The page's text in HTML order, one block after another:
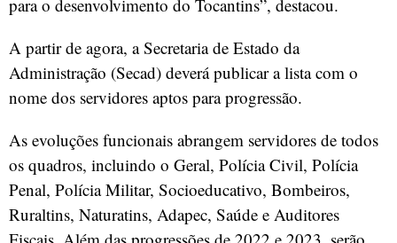
para o desenvolvimento do Tocantins”, destacou.
A partir de agora, a Secretaria de Estado da
Administração (Secad) deverá publicar a lista com o
nome dos servidores aptos para progressão.
As evoluções funcionais abrangem servidores de todos
os quadros, incluindo o Geral, Polícia Civil, Polícia
Penal, Polícia Militar, Socioeducativo, Bombeiros,
Ruraltins, Naturatins, Adapec, Saúde e Auditores